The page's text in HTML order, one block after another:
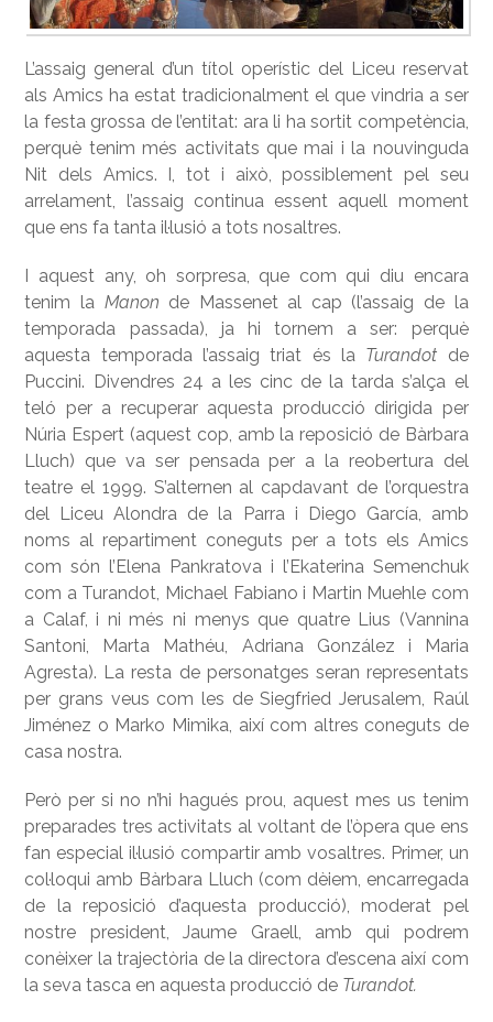
L’assaig general d’un títol operístic del Liceu reservat
als Amics ha estat tradicionalment el que vindria a ser
la festa grossa de l’entitat: ara li ha sortit competència,
perquè tenim més activitats que mai i la nouvinguda
Nit dels Amics. I, tot i això, possiblement pel seu
arrelament, l’assaig continua essent aquell moment
que ens fa tanta il·lusió a tots nosaltres.
I aquest any, oh sorpresa, que com qui diu encara
tenim la Manon de Massenet al cap (l’assaig de la
temporada passada), ja hi tornem a ser: perquè
aquesta temporada l’assaig triat és la Turandot de
Puccini. Divendres 24 a les cinc de la tarda s’alça el
teló per a recuperar aquesta producció dirigida per
Núria Espert (aquest cop, amb la reposició de Bàrbara
Lluch) que va ser pensada per a la reobertura del
teatre el 1999. S’alternen al capdavant de l’orquestra
del Liceu Alondra de la Parra i Diego García, amb
noms al repartiment coneguts per a tots els Amics
com són l’Elena Pankratova i l’Ekaterina Semenchuk
com a Turandot, Michael Fabiano i Martin Muehle com
a Calaf, i ni més ni menys que quatre Lius (Vannina
Santoni, Marta Mathéu, Adriana González i Maria
Agresta). La resta de personatges seran representats
per grans veus com les de Siegfried Jerusalem, Raúl
Jiménez o Marko Mimika, així com altres coneguts de
casa nostra.
Però per si no n’hi hagués prou, aquest mes us tenim
preparades tres activitats al voltant de l’òpera que ens
fan especial il·lusió compartir amb vosaltres. Primer, un
col·loqui amb Bàrbara Lluch (com dèiem, encarregada
de la reposició d’aquesta producció), moderat pel
nostre president, Jaume Graell, amb qui podrem
conèixer la trajectòria de la directora d’escena així com
la seva tasca en aquesta producció de Turandot.